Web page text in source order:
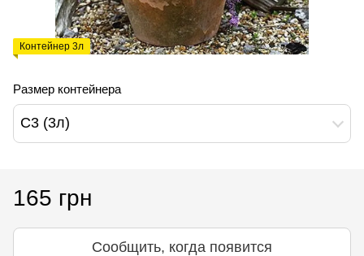
Контейнер 3л
Размер контейнера
С3 (3л)
165 грн
Сообщить, когда появится